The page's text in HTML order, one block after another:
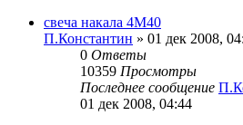
свеча накала 4M40
П.Константин » 01 дек 2008,
0 Ответы
10359 Просмотры
Последнее сообщение
01 дек 2008, 04:44